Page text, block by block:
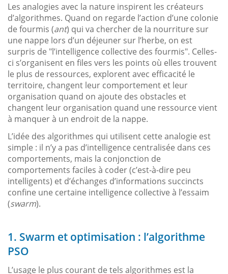
Les analogies avec la nature inspirent les créateurs
d’algorithmes. Quand on regarde l’action d’une colonie
de fourmis (ant) qui va chercher de la nourriture sur
une nappe lors d’un déjeuner sur l’herbe, on est
surpris de "l’intelligence collective des fourmis". Celles-
ci s’organisent en files vers les points où elles trouvent
le plus de ressources, explorent avec efficacité le
territoire, changent leur comportement et leur
organisation quand on ajoute des obstacles et
changent leur organisation quand une ressource vient
à manquer à un endroit de la nappe.
L’idée des algorithmes qui utilisent cette analogie est
simple : il n’y a pas d’intelligence centralisée dans ces
comportements, mais la conjonction de
comportements faciles à coder (c’est-à-dire peu
intelligents) et d’échanges d’informations succincts
confine une certaine intelligence collective à l’essaim
(swarm).
1. Swarm et optimisation : l’algorithme
PSO
L’usage le plus courant de tels algorithmes est la